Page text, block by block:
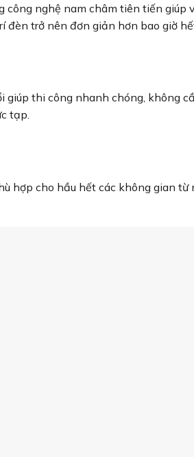
công nghệ nam châm tiên tiến giúp
đèn trở nên đơn giản hơn bao giờ
giúp thi công nhanh chóng, không
tạp.
hợp cho hầu hết các không gian từ